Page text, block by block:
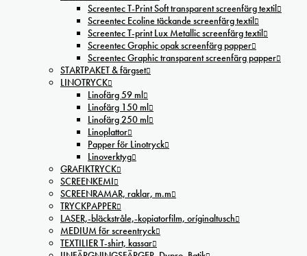
Screentec T-Print Soft transparent screenfärg textil
Screentec Ecoline täckande screenfärg textil
Screentec T-print Lux Metallic screenfärg textil
Screentec Graphic opak screenfärg papper
Screentec Graphic transparent screenfärg papper
STARTPAKET & färgset
LINOTRYCK
Linofärg 59 ml
Linofärg 150 ml
Linofärg 250 ml
Linoplattor
Papper för Linotryck
Linoverktyg
GRAFIKTRYCK
SCREENKEMI
SCREENRAMAR, raklar, m.m
TRYCKPAPPER
LASER,-bläckstråle,-kopiatorfilm, oríginaltusch
MEDIUM för screentryck
TEXTILIER T-shirt, kassar